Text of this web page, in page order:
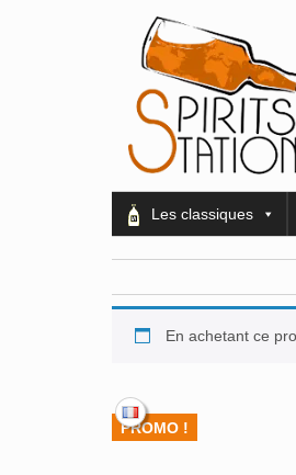
Les classiques
En achetant ce
PROMO !